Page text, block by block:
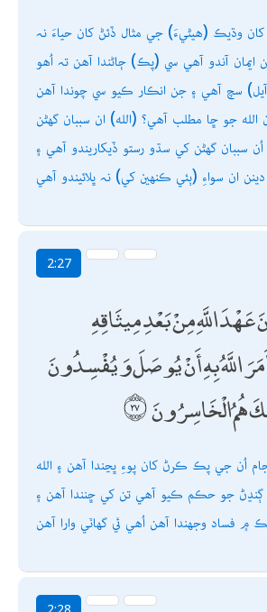
کان وڌيڪ (ھيڻيءَ) جي مثال ڏئڻ کان حياءَ نہ
آندو آھي سي (پڪ) ڄاڻندا آھن تہ اُھو
(آيل) سچ آھي ۽ جن انڪار ڪيو سي چوندا آھن
جو ڇا مطلب آھي؟ (الله) ان سببان گھڻن
اُن سببان گھڻن کي سڌو رستو ڏيکاريندو آھي ۽
ان سواءِ (ٻئي ڪنھين کي) نہ ڀلائيندو آھي
2:27
اللَّهِ مِنْ بَعْدِ مِيثَاقِهِ
اللَّهُ بِهِ أَنْ يُوصَلَ وَيُفْسِدُونَ
هُمُ الْخَاسِرُونَ
اُن جي پڪ ڪرڻ کان پوءِ ڀڃندا آھن ۽ الله
جو حڪم ڪيو آھي تن کي ڇنندا آھن ۽
۾ فساد وجھندا آھن اُھي ئي گھاٽي وارا آھن